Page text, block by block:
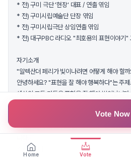
* 전) 구미 극단 '현장' 대표 / 연출 엮임
* 전) 구미시립예술단 단장 엮임
* 전) 구미시립극단 상임연출 엮임
* 전) 대구PBC 라디오 "최호용의 표현이야기"
자기소개
"알렉산더 페리가 빛이나려면 어떻게 해야 할
안녕하세요? "표현을 잘 해야 행복하다"는 주
세상의 모든 것들은 표현을 잘 해야 빛이납니다.
바로 그 순간이 내가 가장 빛나고, 행복하기 때문
지금부터, 우리 모두의 행복한 로망 "알렉산더
감사합니다.
Vote Now
Home Vote